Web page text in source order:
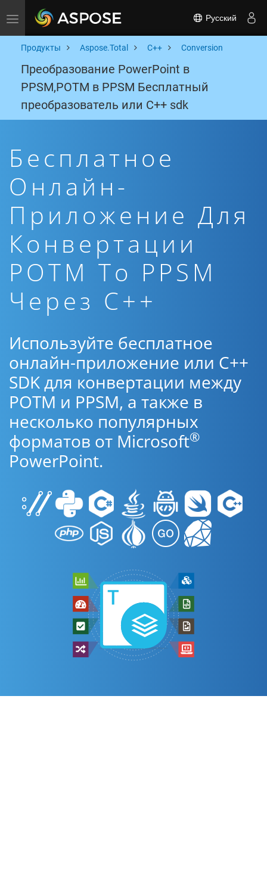
Toggle navigation Русский
Продукты Aspose.Total C++ Conversion
Преобразование PowerPoint в
PPSM,POTM в PPSM Бесплатный
преобразователь или C++ sdk
Бесплатное
Онлайн-
Приложение Для
Конвертации
POTM To PPSM
Через C++
Используйте бесплатное
онлайн-приложение или C++
SDK для конвертации между
POTM и PPSM, а также в
несколько популярных
форматов от Microsoft®
PowerPoint.